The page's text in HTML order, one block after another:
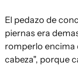
El pedazo de
piernas era
romperlo encima
cabeza", porque